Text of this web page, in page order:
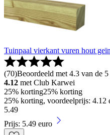
Tuinpaal vierkant vuren hout
(70)Beoordeeld met 4.3 van de
4.12 met Club Karwei
25% korting25% korting
25% korting, voordeelprijs: 4.12
5.49
Prijs: 5.49 euro